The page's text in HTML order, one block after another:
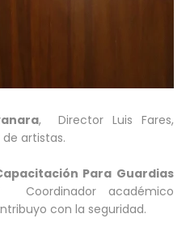
, Director Luis Fares,
artistas.
Para Guardias
Coordinador académico
con la seguridad.